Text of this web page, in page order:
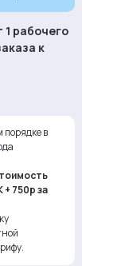
порядке в
750р за
рабочего
к